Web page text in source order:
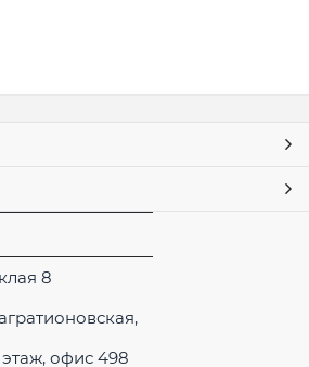
8
офис 498